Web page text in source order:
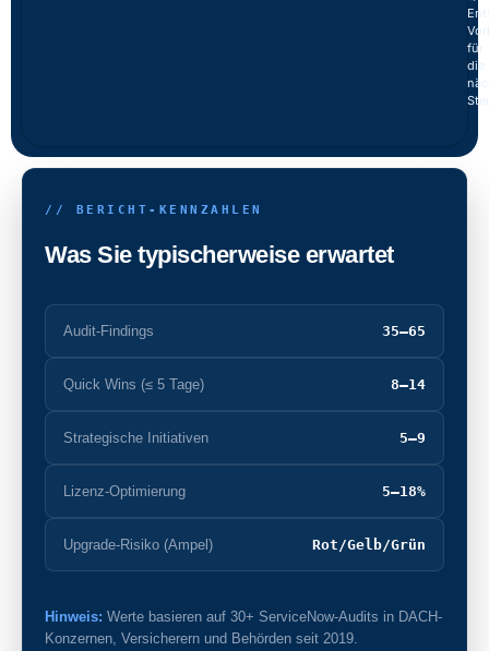
für
die
// BERICHT-KENNZAHLEN
Was Sie typischerweise erwartet
Audit-Findings 35–65
Quick Wins (≤ 5 Tage) 8–14
Strategische Initiativen 5–9
Lizenz-Optimierung 5–18%
Upgrade-Risiko (Ampel) Rot/Gelb/Grün
Hinweis: Werte basieren auf 30+ ServiceNow-Audits in DACH-
Konzernen, Versicherern und Behörden seit 2019.